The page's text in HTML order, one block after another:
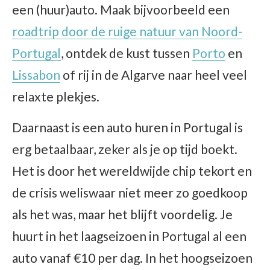
een (huur)auto. Maak bijvoorbeeld een
roadtrip door de ruige natuur van Noord-
Portugal, ontdek de kust tussen Porto en
Lissabon of rij in de Algarve naar heel veel
relaxte plekjes.
Daarnaast is een auto huren in Portugal is
erg betaalbaar, zeker als je op tijd boekt.
Het is door het wereldwijde chip tekort en
de crisis weliswaar niet meer zo goedkoop
als het was, maar het blijft voordelig. Je
huurt in het laagseizoen in Portugal al een
auto vanaf €10 per dag. In het hoogseizoen